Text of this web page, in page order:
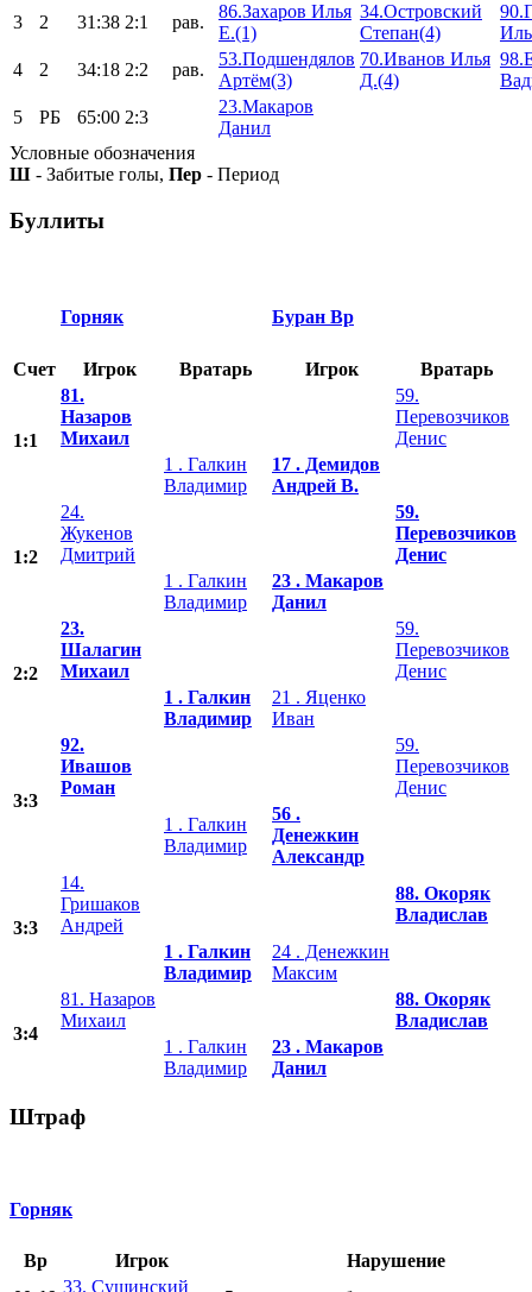
3
2 31:38 2:1 рав.
86.Захаров Илья
Е.(1)
34.Островский
Степан(4)
4
2 34:18 2:2 рав.
53.Подшендялов
Артём(3)
70.Иванов Илья
Д.(4)
5
РБ 65:00 2:3
23.Макаров
Данил
Условные обозначения
Ш - Забитые голы, Пер - Период
Буллиты
Горняк Буран Вр
Счет Игрок Вратарь Игрок Вратарь
1:1
81.
Назаров
Михаил
59.
Перевозчиков
Денис
1 . Галкин
Владимир
17 . Демидов
Андрей В.
1:2
24.
Жукенов
Дмитрий
59.
Перевозчиков
Денис
1 . Галкин
Владимир
23 . Макаров
Данил
2:2
23.
Шалагин
Михаил
59.
Перевозчиков
Денис
1 . Галкин
Владимир
21 . Яценко
Иван
3:3
92.
Ивашов
Роман
59.
Перевозчиков
Денис
1 . Галкин
Владимир
56 .
Денежкин
Александр
3:3
14.
Гришаков
Андрей
88. Окоряк
Владислав
1 . Галкин
Владимир
24 . Денежкин
Максим
3:4
81. Назаров
Михаил
88. Окоряк
Владислав
1 . Галкин
Владимир
23 . Макаров
Данил
Штраф
Горняк
Вр Игрок
Нарушение
33. Сушинский